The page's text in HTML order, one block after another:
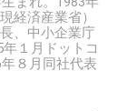
経済産業省）
、中小企業庁
１月ドットコ
８月同社代表